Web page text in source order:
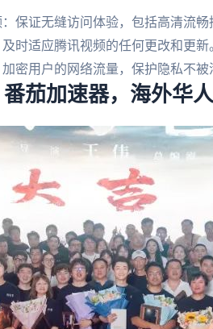
保证无缝访问体验，包括高清流畅
时适应腾讯视频的任何更改和更新
密用户的网络流量，保护隐私不被
茄加速器，海外华